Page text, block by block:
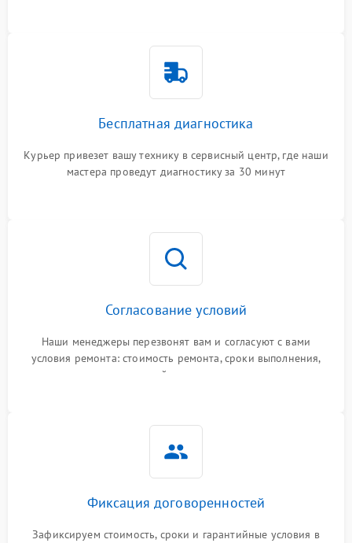
Бесплатная диагностика
Курьер привезет вашу технику в сервисный центр, где наши
мастера проведут диагностику за 30 минут
Согласование условий
Наши менеджеры перезвонят вам и согласуют с вами
условия ремонта: стоимость ремонта, сроки выполнения,
гарантийные условия
Фиксация договоренностей
Зафиксируем стоимость, сроки и гарантийные условия в